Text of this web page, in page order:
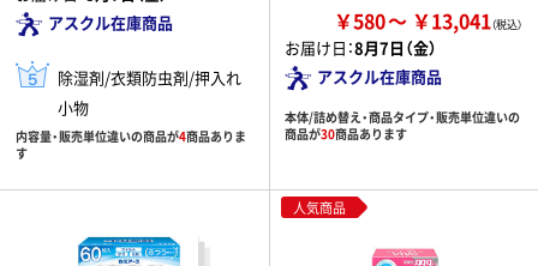
アスクル在庫商品
除湿剤/衣類防虫剤/押入れ
小物
内容量・販売単位違いの商品が4商品ありま
す
￥580 ￥13,041
お届け日：8月7日（金）
アスクル在庫商品
本体/詰め替え・商品タイプ・販売単位違いの
商品が30商品あります
人気商品